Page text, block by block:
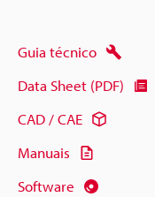
Guia técnico
Data Sheet (PDF)
CAD / CAE
Manuais
Software